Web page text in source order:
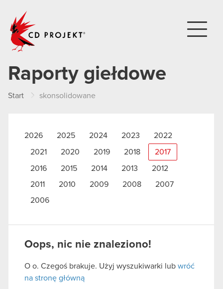
Raporty giełdowe
Start skonsolidowane
2026 2025 2024 2023 2022
2021 2020 2019 2018 2017
2016 2015 2014 2013
2012
2011
2010 2009 2008
2007
2006
Oops, nic nie znaleziono!
O o. Czegoś brakuje. Użyj wyszukiwarki lub wróć
na stronę główną